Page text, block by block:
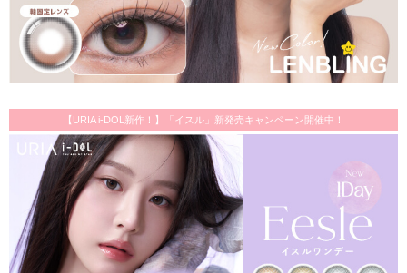
【URIA i-DOL新作！】「イスル」新発売キャンペーン開催中！